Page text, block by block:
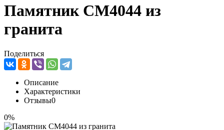
Памятник CM4044 из
гранита
Поделиться
Описание
Характеристики
Отзывы0
0%